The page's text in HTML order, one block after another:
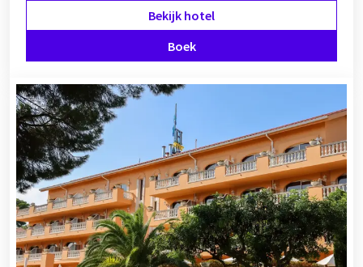
Bekijk hotel
Boek